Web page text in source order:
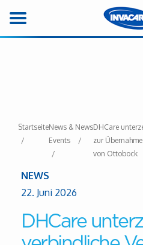
StartseiteNews &
Events
NewsDHCare
zur
von Ottobock
NEWS
22. Juni 2026
DHCare